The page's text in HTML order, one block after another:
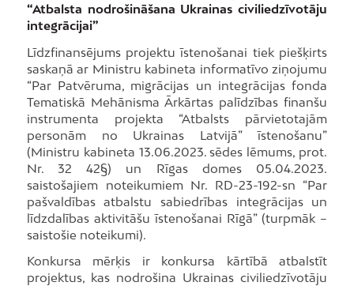
“Atbalsta nodrošināšana Ukrainas civiliedzīvotāju
integrācijai”
Līdzfinansējums projektu īstenošanai tiek piešķirts
saskaņā ar Ministru kabineta informatīvo ziņojumu
“Par Patvēruma, migrācijas un integrācijas fonda
Tematiskā Mehānisma Ārkārtas palīdzības finanšu
instrumenta projekta “Atbalsts pārvietotajām
personām no Ukrainas Latvijā” īstenošanu”
(Ministru kabineta 13.06.2023. sēdes lēmums, prot.
Nr. 32 42§) un Rīgas domes 05.04.2023.
saistošajiem noteikumiem Nr. RD-23-192-sn “Par
pašvaldības atbalstu sabiedrības integrācijas un
līdzdalības aktivitāšu īstenošanai Rīgā” (turpmāk –
saistošie noteikumi).
Konkursa mērķis ir konkursa kārtībā atbalstīt
projektus, kas nodrošina Ukrainas civiliedzīvotāju